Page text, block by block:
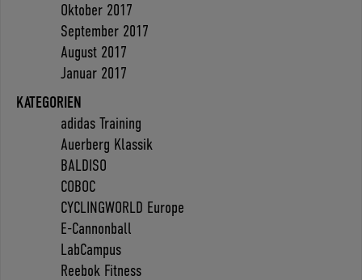
Oktober 2017
September 2017
August 2017
Januar 2017
KATEGORIEN
adidas Training
Auerberg Klassik
BALDISO
COBOC
CYCLINGWORLD Europe
E-Cannonball
LabCampus
Reebok Fitness